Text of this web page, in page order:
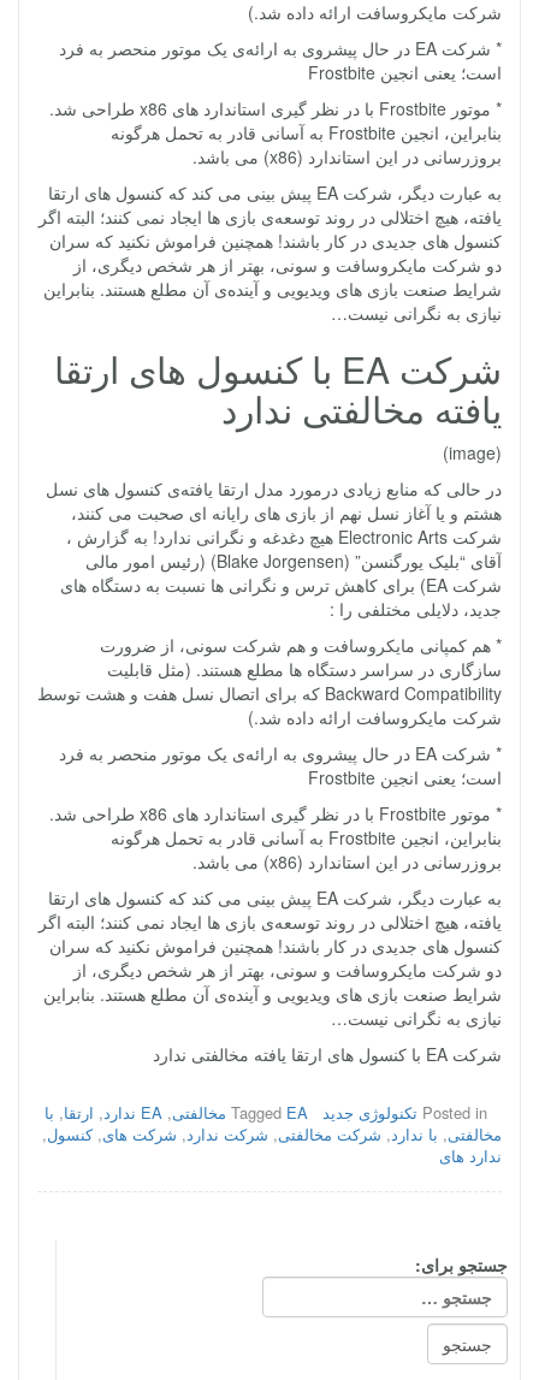
شرکت مایکروسافت ارائه داده شد.)
* شرکت EA در حال پیشروی به ارائه‌ی یک موتور منحصر به فرد
است؛ یعنی انجین Frostbite
* موتور Frostbite با در نظر گیری استاندارد های x86 طراحی شد.
بنابراین، انجین Frostbite به آسانی قادر به تحمل هرگونه
بروزرسانی در این استاندارد (x86) می باشد.
به عبارت دیگر، شرکت EA پیش بینی می کند که کنسول های ارتقا
یافته، هیچ اختلالی در روند توسعه‌ی بازی ها ایجاد نمی کنند؛ البته اگر
کنسول های جدیدی در کار باشند! همچنین فراموش نکنید که سران
دو شرکت مایکروسافت و سونی، بهتر از هر شخص دیگری، از
شرایط صنعت بازی های ویدیویی و آینده‌ی آن مطلع هستند. بنابراین
نیازی به نگرانی نیست…
شرکت EA با کنسول های ارتقا
یافته مخالفتی ندارد
(image)
در حالی که منابع زیادی درمورد مدل ارتقا یافته‌ی کنسول های نسل
هشتم و یا آغاز نسل نهم از بازی های رایانه ای صحبت می کنند،
شرکت Electronic Arts هیچ دغدغه و نگرانی ندارد! به گزارش ،
آقای “بلیک یورگنسن” (‌Blake Jorgensen) (رئیس امور مالی
شرکت EA) برای کاهش ترس و نگرانی ها نسبت به دستگاه های
جدید، دلایلی مختلفی را :
* هم کمپانی مایکروسافت و هم شرکت سونی، از ضرورت
سازگاری در سراسر دستگاه ها مطلع هستند. (مثل قابلیت
Backward Compatibility که برای اتصال نسل هفت و هشت توسط
شرکت مایکروسافت ارائه داده شد.)
* شرکت EA در حال پیشروی به ارائه‌ی یک موتور منحصر به فرد
است؛ یعنی انجین Frostbite
* موتور Frostbite با در نظر گیری استاندارد های x86 طراحی شد.
بنابراین، انجین Frostbite به آسانی قادر به تحمل هرگونه
بروزرسانی در این استاندارد (x86) می باشد.
به عبارت دیگر، شرکت EA پیش بینی می کند که کنسول های ارتقا
یافته، هیچ اختلالی در روند توسعه‌ی بازی ها ایجاد نمی کنند؛ البته اگر
کنسول های جدیدی در کار باشند! همچنین فراموش نکنید که سران
دو شرکت مایکروسافت و سونی، بهتر از هر شخص دیگری، از
شرایط صنعت بازی های ویدیویی و آینده‌ی آن مطلع هستند. بنابراین
نیازی به نگرانی نیست…
شرکت EA با کنسول های ارتقا یافته مخالفتی ندارد
Posted in تکنولوژی جدید Tagged EA مخالفتی , EA ندارد , ارتقا, با
مخالفتی, با ندارد, شرکت مخالفتی, شرکت ندارد, شرکت های,کنسول,
ندارد های
جستجو برای: